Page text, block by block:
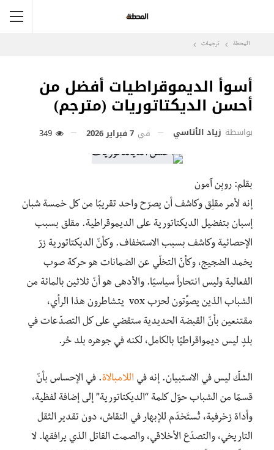
المحطة ترجمات
أسوأ الديموقراطيات أفضل من
أحسن الديكتاتوريات (مترجم)
بواسطة زياد الأتاسي في 7 فبراير 2026
بقلم: روبِن آمون
إنه لأمر مقلِق وكاشف أن يصرّح واحد تقريبًا من كل خمسة شبان
إسبان بتفضيل الديكتاتورية على الديموقراطية. مقلق بسبب
الإحصائية وكاشف بسبب الاستخفاف. وكأنّ الديكتاتورية زرّ
يخمد الضجيج، وكأنّ التخلّي عن الضمانات هو حركة صوب
الفعالية وليس انتحاراً سياسيًا. والأدهى هو أنّ ثلاثين بالمائة من
الشباب الذين يصوِّتون لحزب vox يتشاطرون هذا الرأي،
مقتنعين بأنّ القبضة الحديدية ستقضي على كل التصدّعات في
بلدٍ ليس ديمواقراطيًا بالكامل، لكنه في جوهره بلد حُر.
الشكّ ليس في الاستبيان. إنه في اللامبالاة. في الإحساس بأنّ
قسمًا من الشباب حوّل كلمة “الديكتاتورية” إلى إضافة لفظية،
وأداة زخرفية، تُستَخدَم للإبهار في النقاش، دون تقدير الثقل
التاريخي، والتصدّع الأخلاقي، والصمت القاتل الذي يرافقها. لا